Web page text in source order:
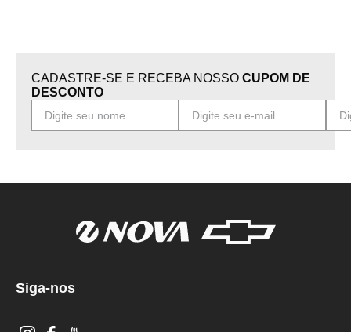
CADASTRE-SE E RECEBA NOSSO CUPOM DE
DESCONTO
Siga-nos